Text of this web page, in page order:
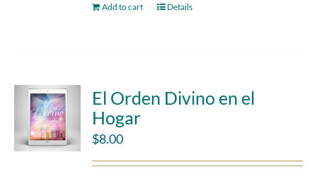
Add to cart Details
El Orden Divino en el
Hogar
$8.00